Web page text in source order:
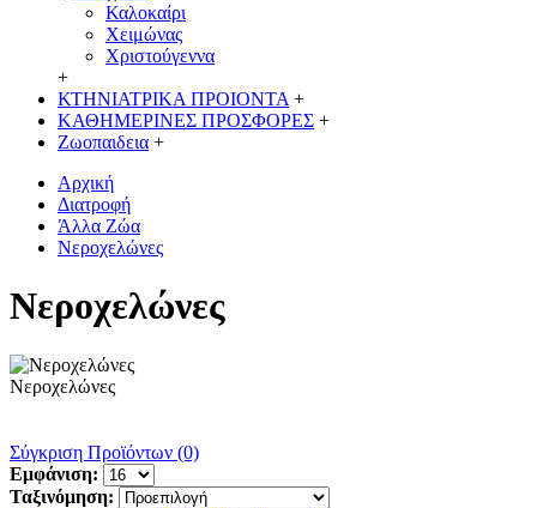
Καλοκαίρι
Χειμώνας
Χριστούγεννα
+
ΚΤΗΝΙΑΤΡΙΚΑ ΠΡΟΙΟΝΤΑ +
ΚΑΘΗΜΕΡΙΝΕΣ ΠΡΟΣΦΟΡΕΣ +
Ζωοπαιδεια +
Αρχική
Διατροφή
Άλλα Ζώα
Νεροχελώνες
Νεροχελώνες
Νεροχελώνες
Σύγκριση Προϊόντων (0)
Εμφάνιση:
Ταξινόμηση: